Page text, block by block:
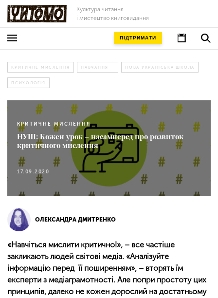
Культура читання
і мистецтво книговидання
ПІДТРИМАТИ
КРИТИЧНЕ МИСЛЕННЯ НАВЧАННЯ НОВА УКРАЇНСЬКА ШКОЛА
ПСИХОЛОГІЯ
КРИТИЧНЕ МИСЛЕННЯ
НУШ: Кожен урок – насамперед про розвиток
критичного мислення
17.09.2020
ОЛЕКСАНДРА ДМИТРЕНКО
«Навчіться мислити критично!», – все частіше
закликають людей світові медіа. «Аналізуйте
інформацію перед її поширенням», – вторять їм
експерти з медіаграмотності. Але попри простоту цих
принципів, далеко не кожен дорослий на достатньому